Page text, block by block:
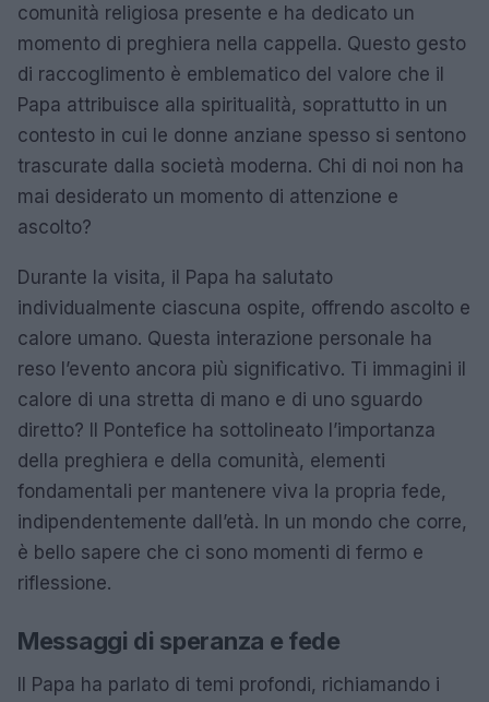
comunità religiosa presente e ha dedicato un
momento di preghiera nella cappella. Questo gesto
di raccoglimento è emblematico del valore che il
Papa attribuisce alla spiritualità, soprattutto in un
contesto in cui le donne anziane spesso si sentono
trascurate dalla società moderna. Chi di noi non ha
mai desiderato un momento di attenzione e
ascolto?
Durante la visita, il Papa ha salutato
individualmente ciascuna ospite, offrendo ascolto e
calore umano. Questa interazione personale ha
reso l’evento ancora più significativo. Ti immagini il
calore di una stretta di mano e di uno sguardo
diretto? Il Pontefice ha sottolineato l’importanza
della preghiera e della comunità, elementi
fondamentali per mantenere viva la propria fede,
indipendentemente dall’età. In un mondo che corre,
è bello sapere che ci sono momenti di fermo e
riflessione.
Messaggi di speranza e fede
Il Papa ha parlato di temi profondi, richiamando i